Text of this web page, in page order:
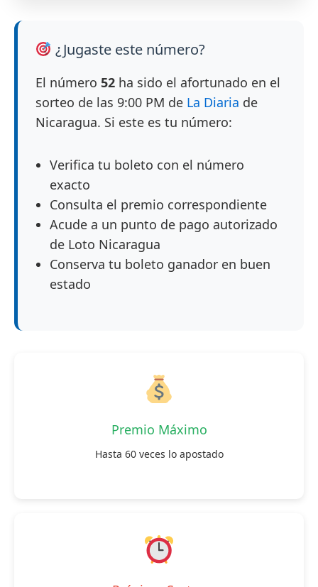
¿Jugaste este número?
El número 52 ha sido el afortunado en el
sorteo de las 9:00 PM de La Diaria de
Nicaragua. Si este es tu número:
Verifica tu boleto con el número
exacto
Consulta el premio correspondiente
Acude a un punto de pago autorizado
de Loto Nicaragua
Conserva tu boleto ganador en buen
estado
Premio Máximo
Hasta 60 veces lo apostado